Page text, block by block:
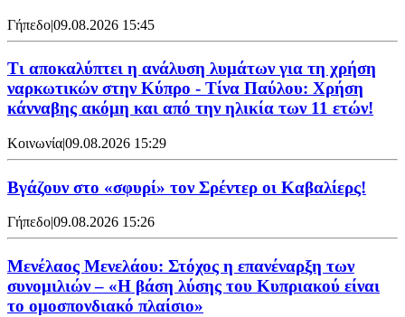
Γήπεδο|09.08.2026 15:45
Τι αποκαλύπτει η ανάλυση λυμάτων για τη χρήση
ναρκωτικών στην Κύπρο - Τίνα Παύλου: Χρήση
κάνναβης ακόμη και από την ηλικία των 11 ετών!
Κοινωνία|09.08.2026 15:29
Bγάζουν στο «σφυρί» τον Σρέντερ οι Καβαλίερς!
Γήπεδο|09.08.2026 15:26
Μενέλαος Μενελάου: Στόχος η επανέναρξη των
συνομιλιών – «Η βάση λύσης του Κυπριακού είναι
το ομοσπονδιακό πλαίσιο»